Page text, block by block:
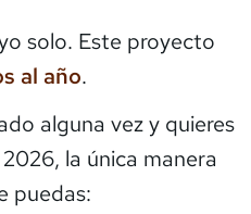
solo. Este proyecto
al año.
alguna vez y quieres
la única manera
puedas: